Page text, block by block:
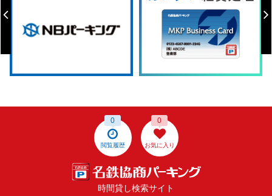
閲覧履歴
0
お気に入り
0
時間貸し検索サイト